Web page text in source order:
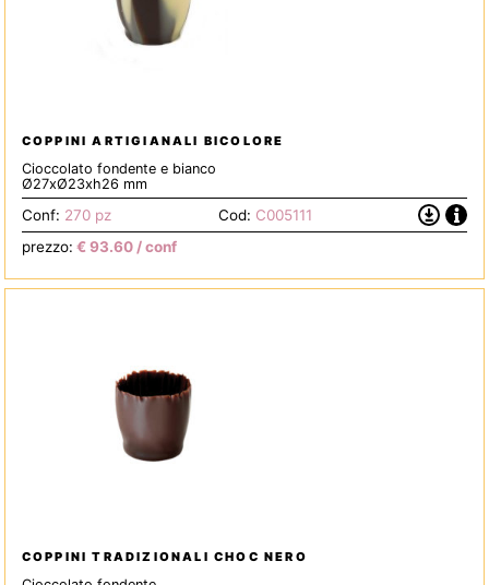
COPPINI ARTIGIANALI BICOLORE
Cioccolato fondente e bianco
Ø27xØ23xh26 mm
Conf: 270 pz Cod: C005111
Scarica
la
prezzo: €93.60/ conf
COPPINI TRADIZIONALI CHOC NERO